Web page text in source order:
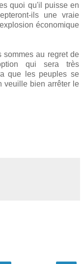
quoi qu'il puisse en
ils une vraie
économique
sommes au regret de
qui sera très
que les peuples se
veuille bien arrêter le